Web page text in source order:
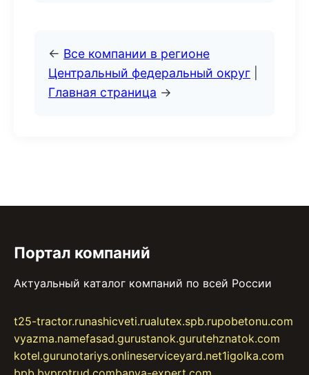
← Все компании в регионе
Центральный федеральный округ
Главная страница →
Портал компаний
Актуальный каталог компаний по всей России
t25-tractor.runashicveti.rualutex.spb.rupobetonu.com
vyazma.namefasad.gurustanok.gurutehznatok.com
kotel.gurunotariys.onlineserviceyard.net1igolka.com